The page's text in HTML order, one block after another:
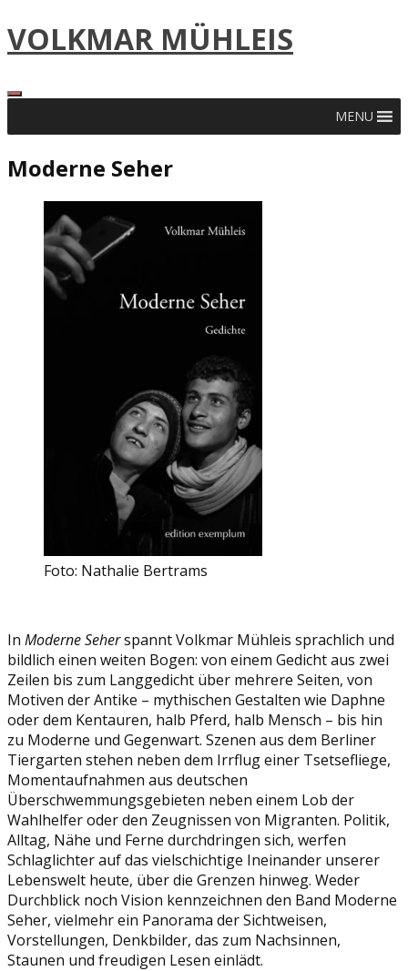
Skip
to
VOLKMAR MÜHLEIS
MENU
Moderne Seher
Foto: Nathalie Bertrams
In Moderne Seherspannt Volkmar Mühleis sprachlich und
bildlich einen weiten Bogen: von einem Gedicht aus zwei
Zeilen bis zum Langgedicht über mehrere Seiten, von
Motiven der Antike – mythischen Gestalten wie Daphne
oder dem Kentauren, halb Pferd, halb Mensch – bis hin
zu Moderne und Gegenwart. Szenen aus dem Berliner
Tiergarten stehen neben dem Irrflug einer Tsetsefliege,
Momentaufnahmen aus deutschen
Überschwemmungsgebieten neben einem Lob der
Wahlhelfer oder den Zeugnissen von Migranten. Politik,
Alltag, Nähe und Ferne durchdringen sich, werfen
Schlaglichter auf das vielschichtige Ineinander unserer
Lebenswelt heute, über die Grenzen hinweg. Weder
Durchblick noch Vision kennzeichnen den Band Moderne
Seher, vielmehr ein Panorama der Sichtweisen,
Vorstellungen, Denkbilder, das zum Nachsinnen,
Staunen und freudigen Lesen einlädt.